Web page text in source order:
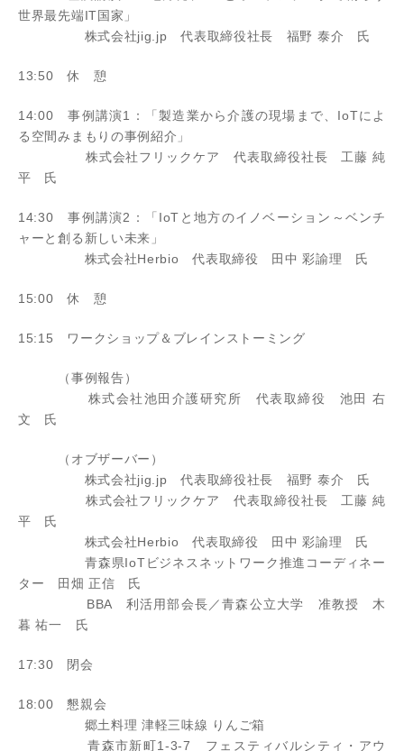
世界最先端IT国家」
株式会社jig.jp 代表取締役社長 福野 泰介 氏
13:50 休 憩
14:00 事例講演1：「製造業から介護の現場まで、IoTによ
る空間みまもりの事例紹介」
株式会社フリックケア 代表取締役社長 工藤 純
平 氏
14:30 事例講演2：「IoTと地方のイノベーション～ベンチ
ャーと創る新しい未来」
株式会社Herbio 代表取締役 田中 彩諭理 氏
15:00 休 憩
15:15 ワークショップ＆ブレインストーミング
（事例報告）
株式会社池田介護研究所 代表取締役 池田 右
文 氏
（オブザーバー）
株式会社jig.jp 代表取締役社長 福野 泰介 氏
株式会社フリックケア 代表取締役社長 工藤 純
平 氏
株式会社Herbio 代表取締役 田中 彩諭理 氏
青森県IoTビジネスネットワーク推進コーディネー
ター 田畑 正信 氏
BBA 利活用部会長／青森公立大学 准教授 木
暮 祐一 氏
17:30 閉会
18:00 懇親会
郷土料理 津軽三味線 りんご箱
青森市新町1-3-7 フェスティバルシティ・アウ